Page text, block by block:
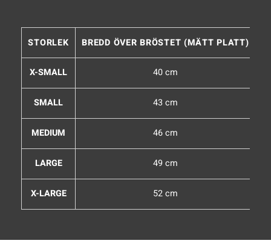
STORLEK BREDD ÖVER BRÖSTET (MÄTT PLATT)
X-SMALL 40 cm
SMALL 43 cm
MEDIUM 46 cm
LARGE 49 cm
X-LARGE 52 cm